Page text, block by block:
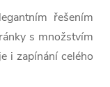
řešením
s množstvím
i zapínání celého